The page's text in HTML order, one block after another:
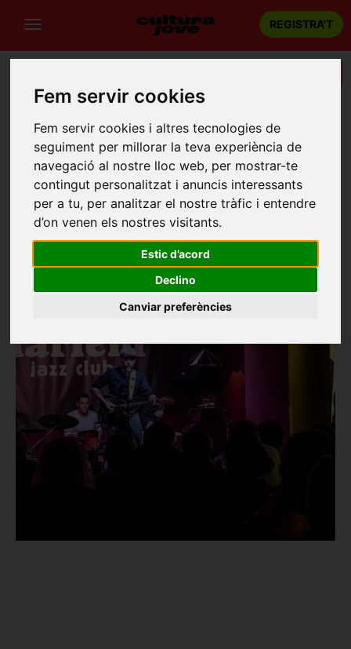
Fem servir cookies
Fem servir cookies i altres tecnologies de
seguiment per millorar la teva experiència de
navegació al nostre lloc web, per mostrar-te
contingut personalitzat i anuncis interessants
per a tu, per analitzar el nostre tràfic i entendre
d’on venen els nostres visitants.
Estic d’acord
Declino
Canviar preferències
REGISTRA'T
HARLEM JAZZ CLUB
Barcelona
c/ de la Comtessa de Sobradiel, 8